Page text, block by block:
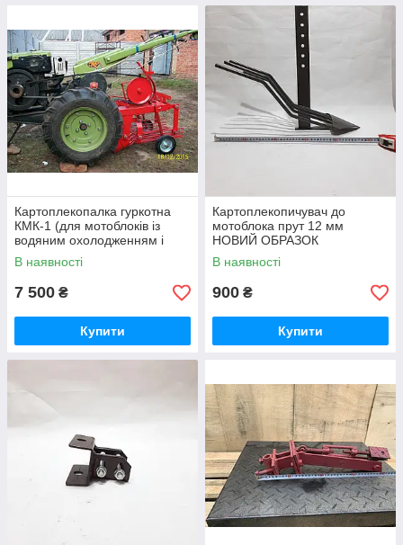
Картоплекопалка гуркотна
КМК-1 (для мотоблоків із
водяним охолодженням і
мототракторів)
В наявності
7 500 ₴
Купити
Картоплекопичувач до
мотоблока прут 12 мм
НОВИЙ ОБРАЗОК
В наявності
900 ₴
Купити